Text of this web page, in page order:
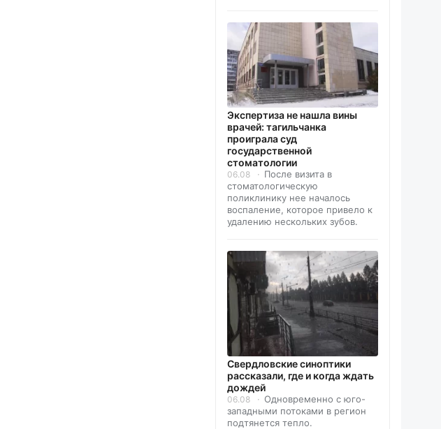
Экспертиза не нашла вины
врачей: тагильчанка
проиграла суд
государственной
стоматологии
06.08
После визита в
стоматологическую
поликлинику нее началось
воспаление, которое привело к
удалению нескольких зубов.
Свердловские синоптики
рассказали, где и когда ждать
дождей
06.08
Одновременно с юго-
западными потоками в регион
подтянется тепло.